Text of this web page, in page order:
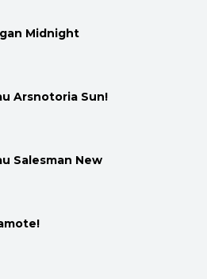
Midnight
Arsnotoria Sun!
Salesman New